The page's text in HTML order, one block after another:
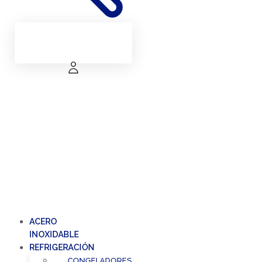
ACERO
INOXIDABLE
REFRIGERACIÓN